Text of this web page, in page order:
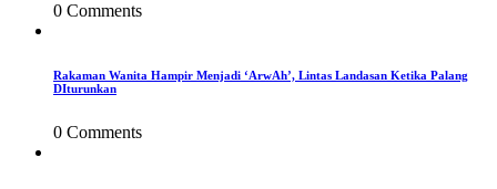
0 Comments
Rakaman Wanita Hampir Menjadi ‘ArwAh’, Lintas Landasan Ketika Palang
DIturunkan
0 Comments